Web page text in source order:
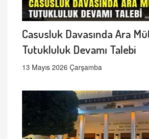
Casusluk Davasında Ara
Tutukluluk Devamı Talebi
13 Mayıs 2026 Çarşamba